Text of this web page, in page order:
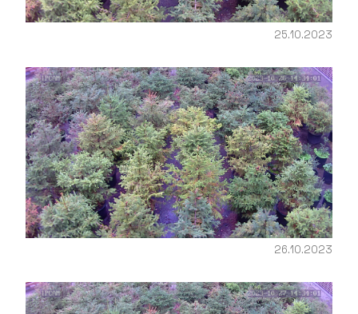
25.10.2023
26.10.2023